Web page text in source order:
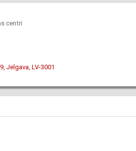
centri
Jelgava, LV-3001